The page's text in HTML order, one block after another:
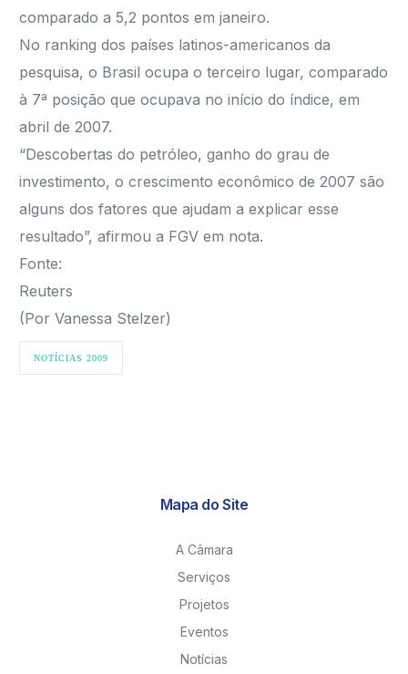
comparado a 5,2 pontos em janeiro.
No ranking dos países latinos-americanos da
pesquisa, o Brasil ocupa o terceiro lugar, comparado
à 7ª posição que ocupava no início do índice, em
abril de 2007.
“Descobertas do petróleo, ganho do grau de
investimento, o crescimento econômico de 2007 são
alguns dos fatores que ajudam a explicar esse
resultado”, afirmou a FGV em nota.
Fonte:
Reuters
(Por Vanessa Stelzer)
NOTÍCIAS 2009
Mapa do Site
A Câmara
Serviços
Projetos
Eventos
Notícias